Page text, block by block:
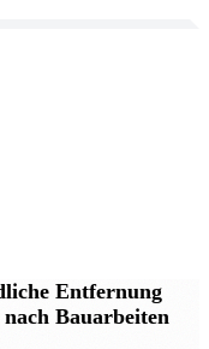
Entfernung
Bauarbeiten